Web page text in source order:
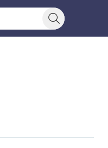
Søkeknapp